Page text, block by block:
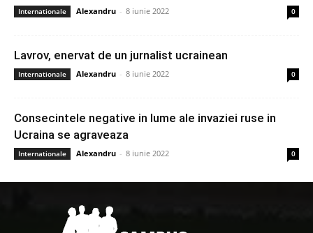
Internationale Alexandru - 8 iunie 2022 0
Lavrov, enervat de un jurnalist ucrainean
Internationale Alexandru - 8 iunie 2022 0
Consecintele negative in lume ale invaziei ruse in
Ucraina se agraveaza
Internationale Alexandru - 8 iunie 2022 0